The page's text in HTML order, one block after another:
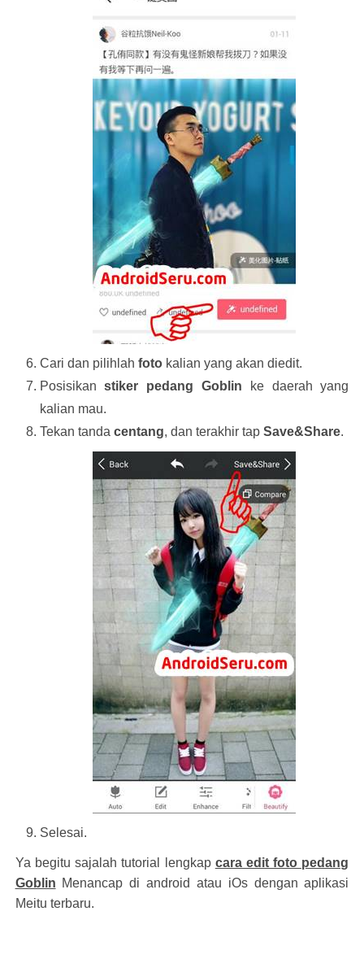
Cari dan pilihlah fotokalian yang akan diedit.
Posisikanstiker pedang Goblin ke daerah yang
kalian mau.
Tekan tanda centang, dan terakhir tap Save&Share.
Selesai.
Ya begitu sajalah tutorial lengkap cara edit foto pedang
Goblin Menancap di android atau iOs dengan aplikasi
Meitu terbaru.